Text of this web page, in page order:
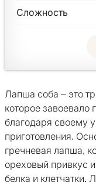
Сложность
Лапша соба – это
которое завоевало
благодаря своему
приготовления.
гречневая лапша,
ореховый привкус
белка и клетчатки.